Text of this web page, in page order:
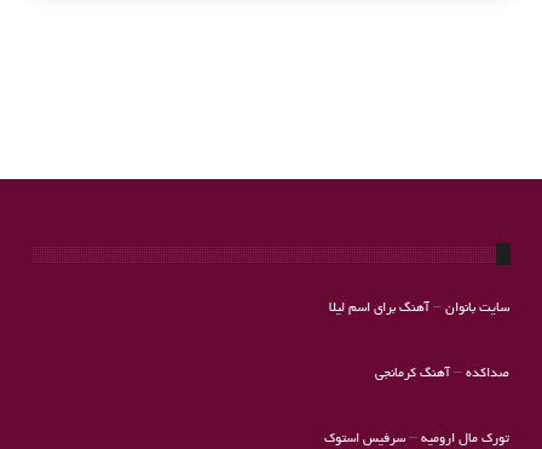
سایت بانوان– آهنگ برای اسم لیلا
صداکده– آهنگ کرمانجی
تورک مال ارومیه–سرفیس استوک